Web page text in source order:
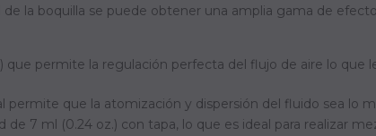
la boquilla se puede obtener una amplia gama de
que permite la regulación perfecta del flujo de aire lo
que la atomización y dispersión del fluido sea lo
7 ml (0.24 oz.) con tapa, lo que es ideal para realizar